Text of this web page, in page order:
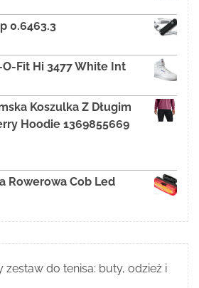
0.6463.3
Fit Hi 3477 White Int
Koszulka Z Długim
Hoodie 1369855669
Rowerowa Cob Led
do tenisa: buty, odzież i